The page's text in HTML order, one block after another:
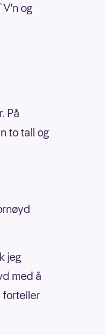
og
På
to tall og
jeg
med å
forteller